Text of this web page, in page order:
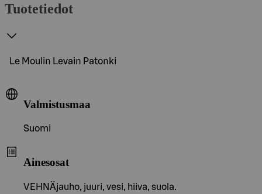
Tuotetiedot
Le Moulin Levain Patonki
Valmistusmaa
Suomi
Ainesosat
VEHNÄjauho, juuri, vesi, hiiva, suola.